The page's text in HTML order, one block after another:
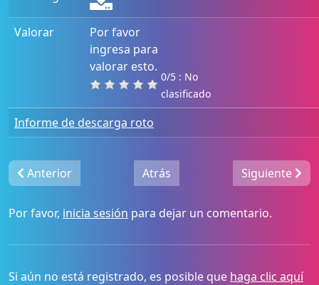
Valorar
Por favor
ingresa para
valorar esto.
0/5 : No
clasificado
Informe de descarga roto
Anterior Atrás Siguiente
Por favor, inicia sesión para dejar un comentario.
Si aún no está registrado, es posible que haga clic aquí